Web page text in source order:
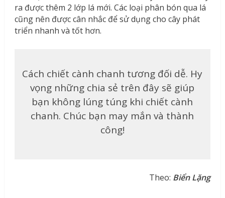
ra được thêm 2 lớp lá mới. Các loại phân bón qua lá
cũng nên được cân nhắc để sử dụng cho cây phát
triển nhanh và tốt hơn.
Cách chiết cành chanh tương đối dễ. Hy
vọng những chia sẻ trên đây sẽ giúp
bạn không lúng túng khi chiết cành
chanh. Chúc bạn may mắn và thành
công!
Theo: Biển Lặng